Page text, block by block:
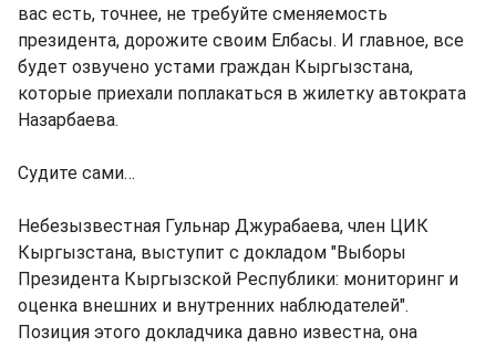
вас есть, точнее, не требуйте сменяемость
президента, дорожите своим Елбасы. И главное, все
будет озвучено устами граждан Кыргызстана,
которые приехали поплакаться в жилетку автократа
Назарбаева.
Судите сами…
Небезызвестная Гульнар Джурабаева, член ЦИК
Кыргызстана, выступит с докладом "Выборы
Президента Кыргызской Республики: мониторинг и
оценка внешних и внутренних наблюдателей".
Позиция этого докладчика давно известна, она